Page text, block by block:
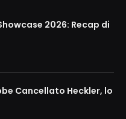
2026: Recap di
Cancellato Heckler, lo